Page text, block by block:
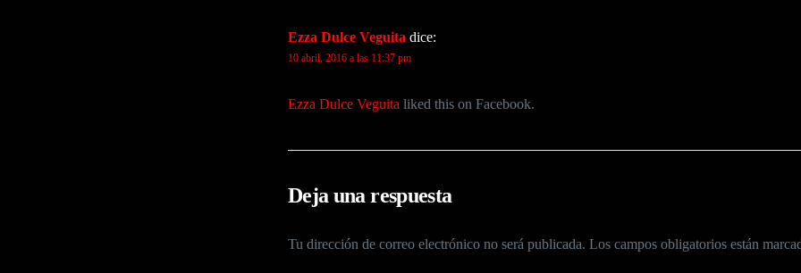
Ezza Dulce Veguita dice:
10 abril, 2016 a las 11:37 pm
Ezza Dulce Veguita liked this on Facebook.
Deja una respuesta
Tu dirección de correo electrónico no será publicada. Los campos obligatorios están